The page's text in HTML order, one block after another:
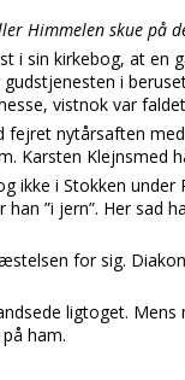
Himmelen skue på
i sin kirkebog, at en
i
vistnok var
nytårsaften
Karsten Klejnsmed
ikke i Stokken under
”i jern”. Her sad
for sig.
ligtoget.
ham.